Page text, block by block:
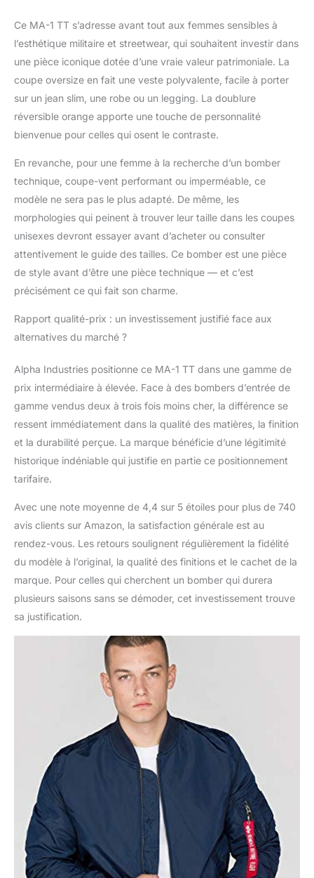
Ce MA-1 TT s’adresse avant tout aux femmes sensibles à
l’esthétique militaire et streetwear, qui souhaitent investir dans
une pièce iconique dotée d’une vraie valeur patrimoniale. La
coupe oversize en fait une veste polyvalente, facile à porter
sur un jean slim, une robe ou un legging. La doublure
réversible orange apporte une touche de personnalité
bienvenue pour celles qui osent le contraste.
En revanche, pour une femme à la recherche d’un bomber
technique, coupe-vent performant ou imperméable, ce
modèle ne sera pas le plus adapté. De même, les
morphologies qui peinent à trouver leur taille dans les coupes
unisexes devront essayer avant d’acheter ou consulter
attentivement le guide des tailles. Ce bomber est une pièce
de style avant d’être une pièce technique — et c’est
précisément ce qui fait son charme.
Rapport qualité-prix : un investissement justifié face aux
alternatives du marché ?
Alpha Industries positionne ce MA-1 TT dans une gamme de
prix intermédiaire à élevée. Face à des bombers d’entrée de
gamme vendus deux à trois fois moins cher, la différence se
ressent immédiatement dans la qualité des matières, la finition
et la durabilité perçue. La marque bénéficie d’une légitimité
historique indéniable qui justifie en partie ce positionnement
tarifaire.
Avec une note moyenne de 4,4 sur 5 étoiles pour plus de 740
avis clients sur Amazon, la satisfaction générale est au
rendez-vous. Les retours soulignent régulièrement la fidélité
du modèle à l’original, la qualité des finitions et le cachet de la
marque. Pour celles qui cherchent un bomber qui durera
plusieurs saisons sans se démoder, cet investissement trouve
sa justification.